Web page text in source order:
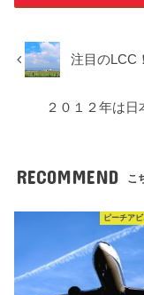
注目のLCC
２０１２年は日
RECOMMEND こ
ピーチア